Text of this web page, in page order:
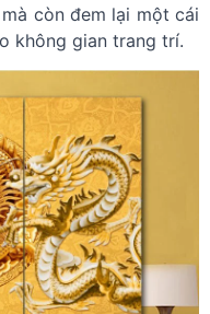
còn đem lại một cái
không gian trang trí.